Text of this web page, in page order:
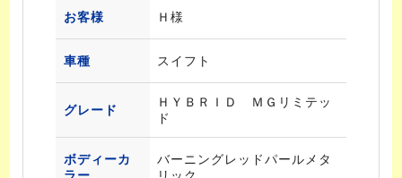
お客様 Ｈ様
車種 スイフト
グレード
ＨＹＢＲＩＤ ＭＧリミテッ
ド
ボディーカ
ラー
バーニングレッドパールメタ
リック